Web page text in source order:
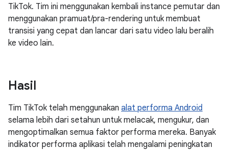
TikTok. Tim ini menggunakan kembali instance pemutar dan
menggunakan pramuat/pra-rendering untuk membuat
transisi yang cepat dan lancar dari satu video lalu beralih
ke video lain.
Hasil
Tim TikTok telah menggunakan alat performa Android
selama lebih dari setahun untuk melacak, mengukur, dan
mengoptimalkan semua faktor performa mereka. Banyak
indikator performa aplikasi telah mengalami peningkatan